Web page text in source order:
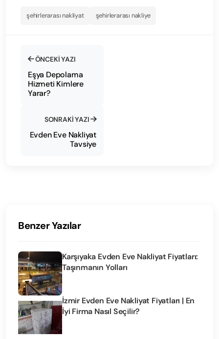
şehirlerarası nakliyat şehirlerarası nakliye
ÖNCEKI YAZI
Eşya Depolama
Hizmeti Kimlere
Yarar?
SONRAKI YAZI
Evden Eve Nakliyat
Tavsiye
Benzer Yazılar
Karşıyaka Evden Eve Nakliyat Fiyatları:
Taşınmanın Yolları
İzmir Evden Eve Nakliyat Fiyatları | En
İyi Firma Nasıl Seçilir?